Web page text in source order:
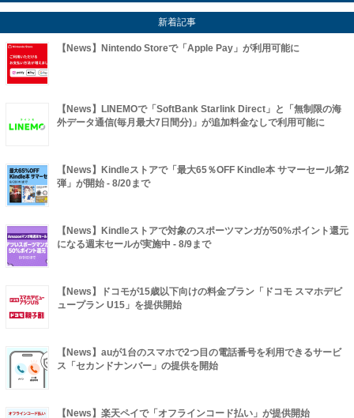
新着記事
【News】Nintendo Storeで「Apple Pay」が利用可能に
【News】LINEMOで「SoftBank Starlink Direct」と「無制限の海
外データ通信(毎月最大7日間分)」が追加料金なしで利用可能に
【News】Kindleストアで「最大65％OFF Kindle本 サマーセール第2
弾」が開始 - 8/20まで
【News】Kindleストアで対象のスポーツマンガが50%ポイント還元
になる週末セールが実施中 - 8/9まで
【News】ドコモが15歳以下向けの料金プラン「ドコモ スマホデビ
ュープラン U15」を提供開始
【News】auが1台のスマホで2つ目の電話番号を利用できるサービ
ス「セカンドナンバー」の提供を開始
【News】楽天ペイで「オフラインコード払い」が提供開始